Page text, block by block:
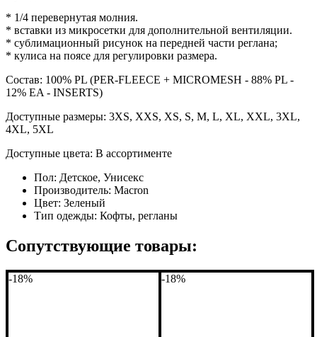
* 1/4 перевернутая молния.
* вставки из микросетки для дополнительной вентиляции.
* сублимационный рисунок на передней части реглана;
* кулиса на поясе для регулировки размера.
Состав: 100% PL (PER-FLEECE + MICROMESH - 88% PL -
12% EA - INSERTS)
Доступные размеры: 3XS, XXS, XS, S, M, L, XL, XXL, 3XL,
4XL, 5XL
Доступные цвета: В ассортименте
Пол: Детское, Унисекс
Производитель: Macron
Цвет: Зеленый
Тип одежды: Кофты, регланы
Сопутствующие товары:
-18% -18%